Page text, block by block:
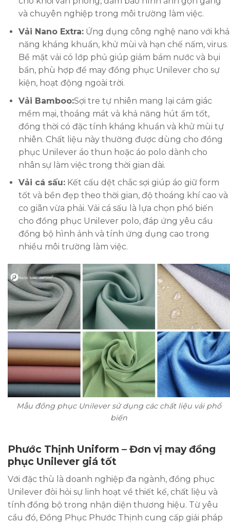
và chuyên nghiệp trong môi trường làm việc.
Vải Nano Extra:Ứng dụng công nghệ nano với khả
năng kháng khuẩn, khử mùi và hạn chế nấm, virus.
Bề mặt vải có lớp phủ giúp giảm bám nước và bụi
bẩn, phù hợp để may đồng phục Unilever cho sự
kiện, hoạt động ngoài trời.
Vải Bamboo:Sợi tre tự nhiên mang lại cảm giác
mềm mại, thoáng mát và khả năng hút ẩm tốt,
đồng thời có đặc tính kháng khuẩn và khử mùi tự
nhiên. Chất liệu này thường được dùng cho đồng
phục Unilever áo thun hoặc áo polo dành cho
nhân sự làm việc trong thời gian dài.
Vải cá sấu:Kết cấu dệt chắc sợi giúp áo giữ form
tốt và bền đẹp theo thời gian, độ thoáng khí cao và
co giãn vừa phải. Vải cá sấu là lựa chọn phổ biến
cho đồng phục Unilever polo, đáp ứng yêu cầu
đồng bộ hình ảnh và tính ứng dụng cao trong
nhiều môi trường làm việc.
Mẫu đồng phục Unilever sử dụng các chất liệu vải phổ
biến
Phước Thịnh Uniform – Đơn vị may đồng
phục Unilever giá tốt
Với đặc thù là doanh nghiệp đa ngành, đồng phục
Unilever đòi hỏi sự linh hoạt về thiết kế, chất liệu và
tính đồng bộ trong nhận diện thương hiệu. Từ yêu
cầu đó, Đồng Phục Phước Thịnh cung cấp giải pháp